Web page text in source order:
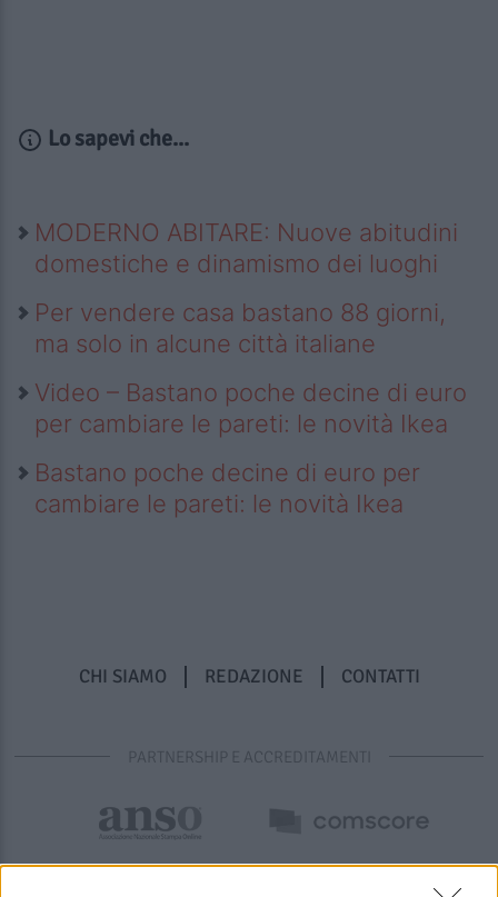
Lo sapevi che...
MODERNO ABITARE: Nuove abitudini
domestiche e dinamismo dei luoghi
Per vendere casa bastano 88 giorni,
ma solo in alcune città italiane
Video – Bastano poche decine di euro
per cambiare le pareti: le novità Ikea
Bastano poche decine di euro per
cambiare le pareti: le novità Ikea
CHI SIAMO REDAZIONE CONTATTI
PARTNERSHIP E ACCREDITAMENTI